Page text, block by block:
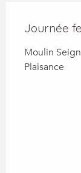
Journée
Moulin
Plaisance